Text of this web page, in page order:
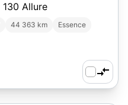
130 Allure
44 363 km
Essence